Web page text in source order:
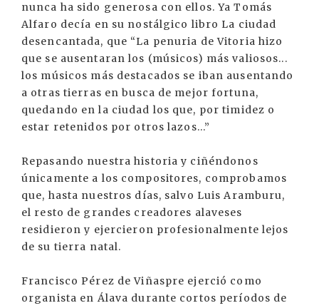
nunca ha sido generosa con ellos. Ya Tomás
Alfaro decía en su nostálgico libro La ciudad
desencantada, que “La penuria de Vitoria hizo
que se ausentaran los (músicos) más valiosos...
los músicos más destacados se iban ausentando
a otras tierras en busca de mejor fortuna,
quedando en la ciudad los que, por timidez o
estar retenidos por otros lazos...”
Repasando nuestra historia y ciñéndonos
únicamente a los compositores, comprobamos
que, hasta nuestros días, salvo Luis Aramburu,
el resto de grandes creadores alaveses
residieron y ejercieron profesionalmente lejos
de su tierra natal.
Francisco Pérez de Viñaspre ejerció como
organista en Álava durante cortos períodos de